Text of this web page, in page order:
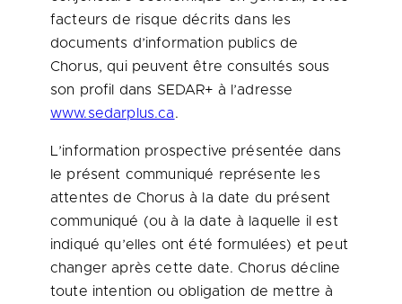
facteurs de risque décrits dans les
documents d’information publics de
Chorus, qui peuvent être consultés sous
son profil dans SEDAR+ à l’adresse
www.sedarplus.ca.
L’information prospective présentée dans
le présent communiqué représente les
attentes de Chorus à la date du présent
communiqué (ou à la date à laquelle il est
indiqué qu’elles ont été formulées) et peut
changer après cette date. Chorus décline
toute intention ou obligation de mettre à